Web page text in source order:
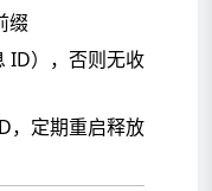
缀
ID），否则无收
，定期重启释放